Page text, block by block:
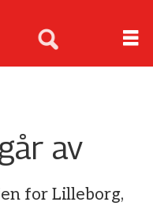
av
for Lilleborg,